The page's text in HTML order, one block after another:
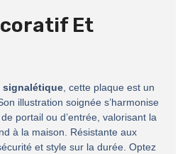
Et
signalétique, cette plaque est un
illustration soignée s’harmonise
portail ou d’entrée, valorisant la
à la maison. Résistante aux
et style sur la durée. Optez